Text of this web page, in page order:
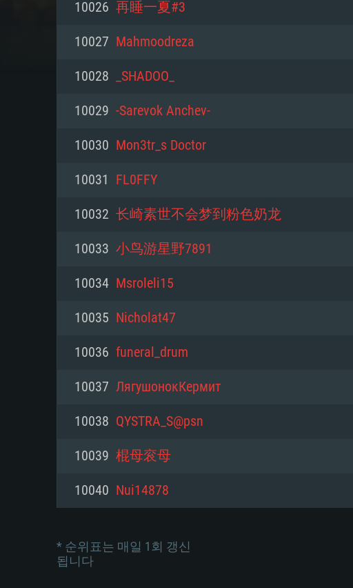
PC
최소사양
운영체제: Windows 10 (64 bit)
프로세서: 2.2 GHz 듀얼코어 이상
메모리: 4GB
그래픽 카드: DirectX 11 이상을 지원하
해상도: 720p
네트워크: 브로드밴드 인터넷
여유 저장 공간: 22.1 GB (최소 클라이
최소사양
운영체제: Mac OS Big Sur 11.0
프로세서: 최소 2.2 GHz의 Core i5
(Mac), 혹은 이와 비슷한 성능을 가지
의 AMD/Nvidia. 최소 해상도: 720p
네트워크: 브로드밴드 인터넷
여유 저장 공간: 22.1 GB (최소 클라이
최소사양
운영체제: 64bit Linux 중 최신 버전
프로세서: 2.4 GHz 듀얼코어
메모리: 4 GB
그래픽 카드: Vulkan 을 지원하고, 최
와 동급의 성능을 가지며 최신 그래픽
지원하는 AMD (6개월 미만; 최소사양
10026 再睡一夏#3
10027 Mahmoodreza
10028 _SHADOO_
10029 -Sarevok Anchev-
10030 Mon3tr_s Doctor
10031 FL0FFY
10032 长崎素世不会梦到粉色奶龙
10033 小鸟游星野7891
10034 Msroleli15
10035 Nicholat47
10036 funeral_drum
10037 ЛягушонокКермит
10038 QYSTRA_S@psn
10039 棍母衮母
10040 Nui14878
* 순위표는 매일 1회 갱신
됩니다